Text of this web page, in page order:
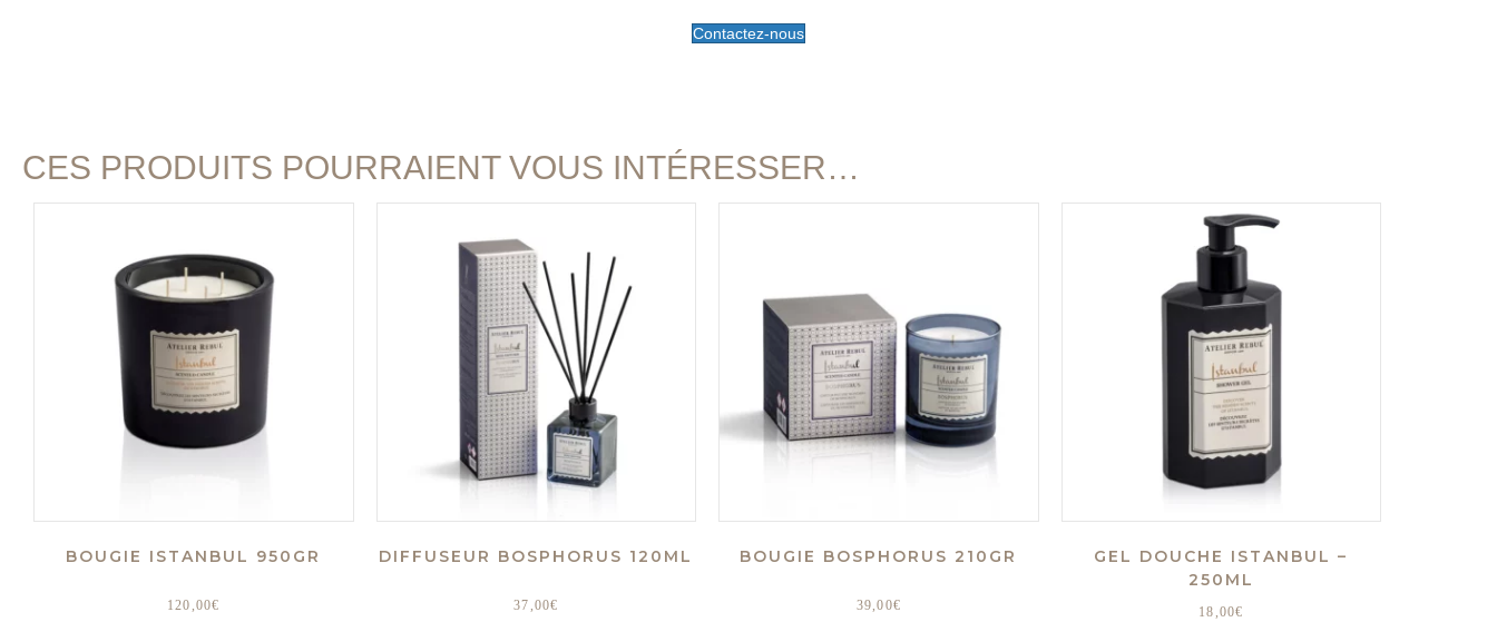
Contactez-nous
CES PRODUITS POURRAIENT VOUS INTÉRESSER…
BOUGIE ISTANBUL 950GR
120,00€
DIFFUSEUR BOSPHORUS 120ML
37,00€
BOUGIE BOSPHORUS 210GR
39,00€
GEL DOUCHE ISTANBUL –
250ML
18,00€